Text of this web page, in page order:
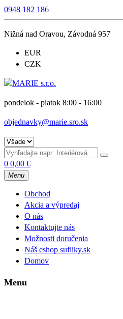
0948 182 186
Nižná nad Oravou, Závodná 957
EUR
CZK
pondelok - piatok 8:00 - 16:00
objednavky@marie.sro.sk
0 0,00 €
Menu
Obchod
Akcia a výpredaj
O nás
Kontaktujte nás
Možnosti doručenia
Náš eshop sufliky.sk
Domov
Menu